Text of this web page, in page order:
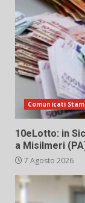
Comunicati
10eLotto: in
a Misilmeri
7 Agosto 2026